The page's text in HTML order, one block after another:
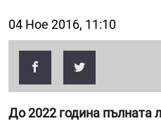
04 Ное 2016, 11:10
До 2022 година пълната